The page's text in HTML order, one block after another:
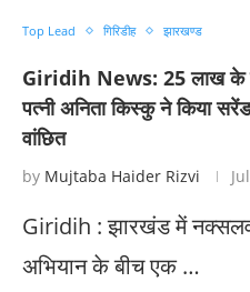
Top Lead गिरिडीह झारखण्ड
Giridih News: 25 लाख के
पत्नी अनिता किस्कु ने किया
वांछित
by Mujtaba Haider Rizvi
Giridih : झारखंड में
अभियान के बीच एक …